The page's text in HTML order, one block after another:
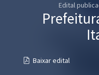
Edital
Baixar edital